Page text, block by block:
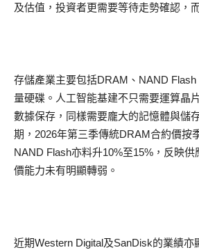
及估值，投資者更需要等待走勢確認，
存儲產業主要包括DRAM、NAND
量硬碟。人工智能基建不只需要運算晶
數據保存，同樣需要龐大的記憶體與儲
期，2026年第三季傳統DRAM合約價按
NAND Flash亦料升10%至15%，反映
價能力未有明顯轉弱。
近期Western Digital及SanDisk的業績亦